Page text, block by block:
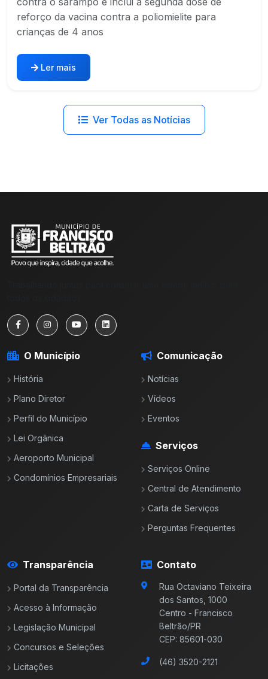
reforço da vacina contra a poliomielite para
crianças de 4 anos
Ler mais
Ver Todas as Notícias
O Município
História
Plano Diretor
Perfil do Município
Lei Orgânica
Aeroporto Municipal
Condomínios Empresariais
Comunicação
Notícias
Vídeos
Eventos
Serviços
Serviços Online
Central de Atendimento
Carta de Serviços
Perguntas Frequentes
Transparência
Portal da Transparência
Acesso à Informação
Legislação Municipal
Concursos e Seleções
Licitações
Contato
Rua Octaviano Teixeira
dos Santos, 1000
Centro - Francisco
Beltrão/PR
CEP: 85601-030
(46) 3520-2121